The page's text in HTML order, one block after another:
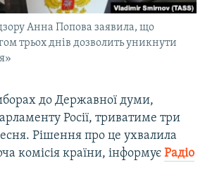
КРИМУАнна Попова заявила, що
трьох днів дозволить уникнути
до Державної думи,
Росії, триватиме три
Рішення про це ухвалила
комісія країни, інформує Радіо